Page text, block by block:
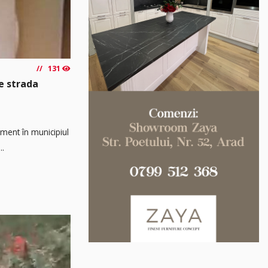
131
strada
în municipiul